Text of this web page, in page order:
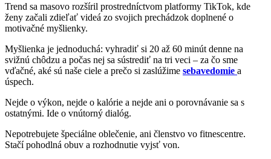
Trend sa masovo rozšíril prostredníctvom platformy TikTok, kde
ženy začali zdieľať videá zo svojich prechádzok doplnené o
motivačné myšlienky.
Myšlienka je jednoduchá: vyhradiť si 20 až 60 minút denne na
svižnú chôdzu a počas nej sa sústrediť na tri veci – za čo sme
vďačné, aké sú naše ciele a prečo si zaslúžime sebavedomie a
úspech.
Nejde o výkon, nejde o kalórie a nejde ani o porovnávanie sa s
ostatnými. Ide o vnútorný dialóg.
Nepotrebujete špeciálne oblečenie, ani členstvo vo fitnescentre.
Stačí pohodlná obuv a rozhodnutie vyjsť von.